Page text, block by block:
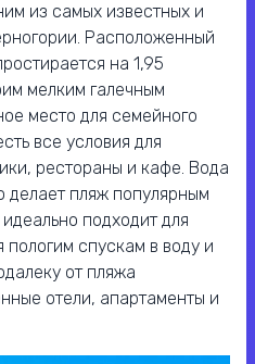
из самых известных и
Расположенный
на 1,95
мелким галечным
место для семейного
все условия для
рестораны и кафе. Вода
делает пляж популярным
подходит для
пологим спускам в воду и
от пляжа
отели, апартаменты и